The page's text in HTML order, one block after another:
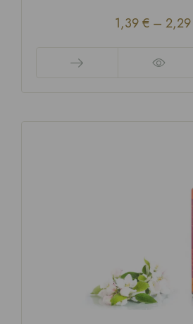
1,39€ – 2,29